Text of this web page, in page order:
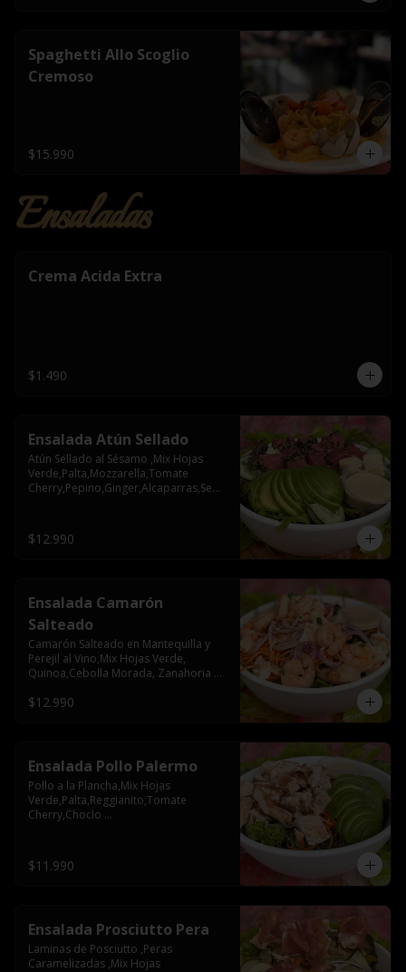
Spaghetti Allo Scoglio
Cremoso
$15.990
Ensaladas
Crema Acida Extra
$1.490
Ensalada Atún Sellado
Atún Sellado al Sésamo ,Mix Hojas
Verde,Palta,Mozzarella,Tomate
Cherry,Pepino,Ginger,Alcaparras,Semil
$12.990
Ensalada Camarón
Salteado
Camarón Salteado en Mantequilla y
Perejil al Vino,Mix Hojas Verde,
Quinoa,Cebolla Morada, Zanahoria
$12.990
Ensalada Pollo Palermo
Pollo a la Plancha,Mix Hojas
Verde,Palta,Reggianito,Tomate
Cherry,Choclo
$11.990
Ensalada Prosciutto Pera
Laminas de Posciutto ,Peras
Caramelizadas ,Mix Hojas